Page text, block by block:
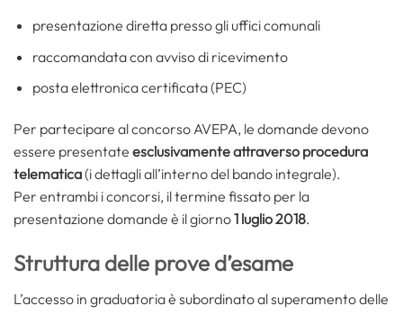
presentazione diretta presso gli uffici comunali
raccomandata con avviso di ricevimento
posta elettronica certificata (PEC)
Per partecipare al concorso AVEPA, le domande devono
essere presentate esclusivamente attraverso procedura
telematica(i dettagli all’interno del bando integrale).
Per entrambi i concorsi, il termine fissato per la
presentazione domande è il giorno1 luglio 2018.
Struttura delle prove d’esame
L’accesso in graduatoria è subordinato al superamento delle